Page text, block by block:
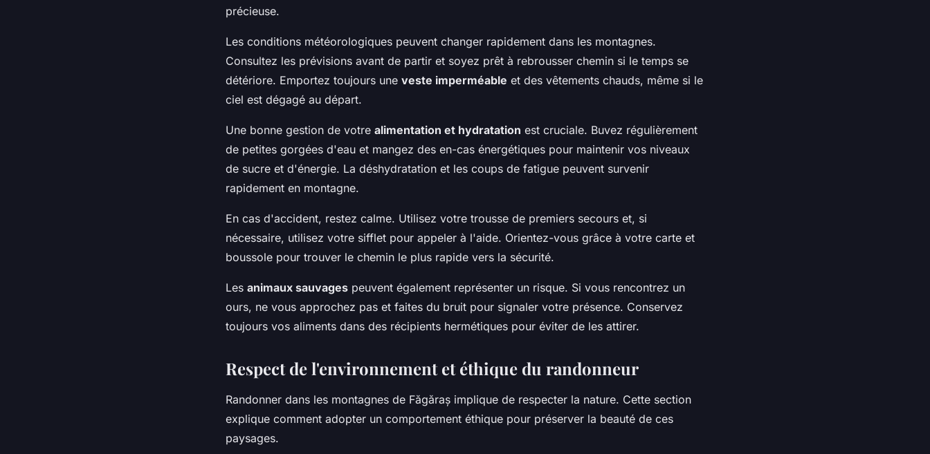
précieuse.
Les conditions météorologiques peuvent changer rapidement dans les montagnes.
Consultez les prévisions avant de partir et soyez prêt à rebrousser chemin si le temps se
détériore. Emportez toujours une veste imperméable et des vêtements chauds, même si le
ciel est dégagé au départ.
Une bonne gestion de votre alimentation et hydratation est cruciale. Buvez régulièrement
de petites gorgées d'eau et mangez des en-cas énergétiques pour maintenir vos niveaux
de sucre et d'énergie. La déshydratation et les coups de fatigue peuvent survenir
rapidement en montagne.
En cas d'accident, restez calme. Utilisez votre trousse de premiers secours et, si
nécessaire, utilisez votre sifflet pour appeler à l'aide. Orientez-vous grâce à votre carte et
boussole pour trouver le chemin le plus rapide vers la sécurité.
Les animaux sauvages peuvent également représenter un risque. Si vous rencontrez un
ours, ne vous approchez pas et faites du bruit pour signaler votre présence. Conservez
toujours vos aliments dans des récipients hermétiques pour éviter de les attirer.
Respect de l'environnement et éthique du randonneur
Randonner dans les montagnes de Făgăraș implique de respecter la nature. Cette section
explique comment adopter un comportement éthique pour préserver la beauté de ces
paysages.